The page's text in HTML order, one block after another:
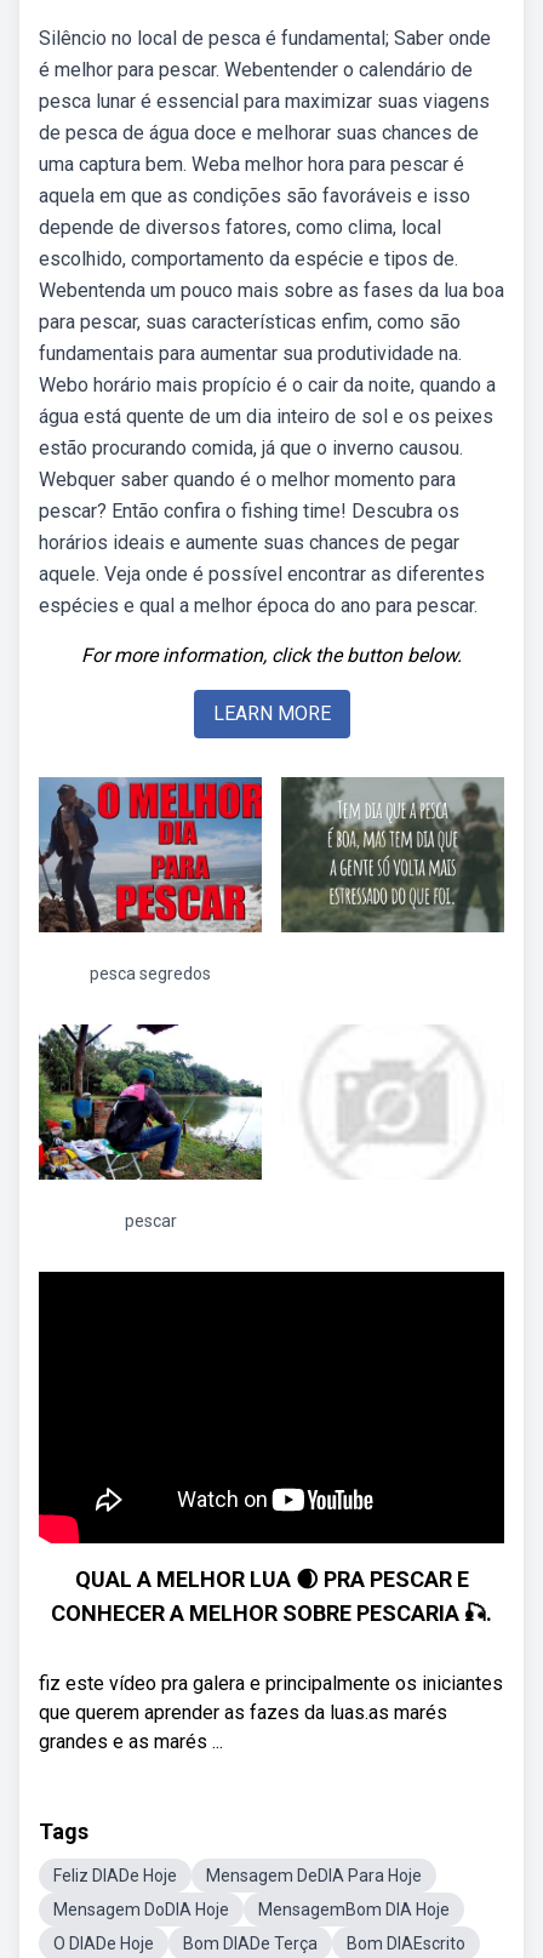
Silêncio no local de pesca é fundamental; Saber onde
é melhor para pescar. Webentender o calendário de
pesca lunar é essencial para maximizar suas viagens
de pesca de água doce e melhorar suas chances de
uma captura bem. Weba melhor hora para pescar é
aquela em que as condições são favoráveis e isso
depende de diversos fatores, como clima, local
escolhido, comportamento da espécie e tipos de.
Webentenda um pouco mais sobre as fases da lua boa
para pescar, suas características enfim, como são
fundamentais para aumentar sua produtividade na.
Webo horário mais propício é o cair da noite, quando a
água está quente de um dia inteiro de sol e os peixes
estão procurando comida, já que o inverno causou.
Webquer saber quando é o melhor momento para
pescar? Então confira o fishing time! Descubra os
horários ideais e aumente suas chances de pegar
aquele. Veja onde é possível encontrar as diferentes
espécies e qual a melhor época do ano para pescar.
For more information, click the button below.
LEARN MORE
pesca segredos
pescar
QUAL A MELHOR LUA 🌒 PRA PESCAR E
CONHECER A MELHOR SOBRE PESCARIA 🎣.
fiz este vídeo pra galera e principalmente os iniciantes
que querem aprender as fazes da luas.as marés
grandes e as marés ...
Tags
Feliz DIADe Hoje
Mensagem DeDIA Para Hoje
Mensagem DoDIA Hoje
MensagemBom DIA Hoje
O DIADe Hoje
Bom DIADe Terça Bom DIAEscrito